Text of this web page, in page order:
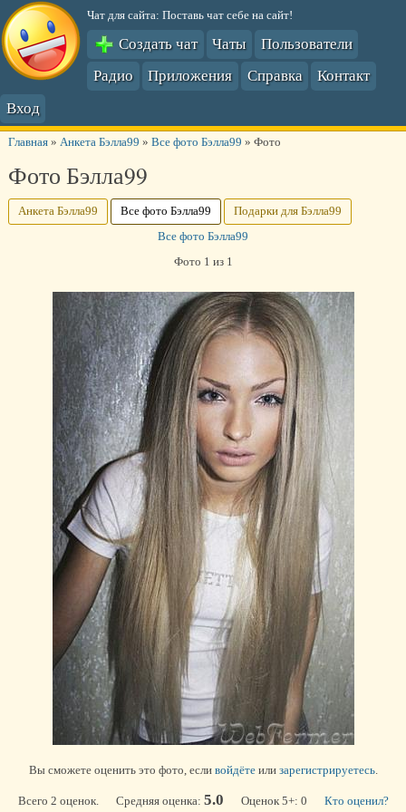
Чат для сайта: Поставь чат себе на сайт!
Создать чат Чаты
Пользователи
Радио
Приложения Справка
Контакт
Вход
Главная» Анкета Бэлла99 » Все фото Бэлла99 » Фото
Фото Бэлла99
Анкета Бэлла99 Все фото Бэлла99
Подарки для Бэлла99
Все фото Бэлла99
Фото 1 из 1
Вы сможете оценить это фото, если войдётеили зарегистрируетесь.
Всего 2 оценок. Средняя оценка: 5.0 Оценок 5+: 0 Кто оценил?